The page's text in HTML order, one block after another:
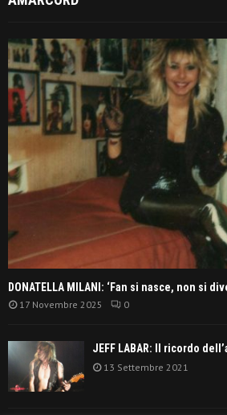
DONATELLA MILANI: ‘Fan si nasce, non si
17 Novembre 2025 0
JEFF LABAR: Il ricordo
13 Settembre 2021